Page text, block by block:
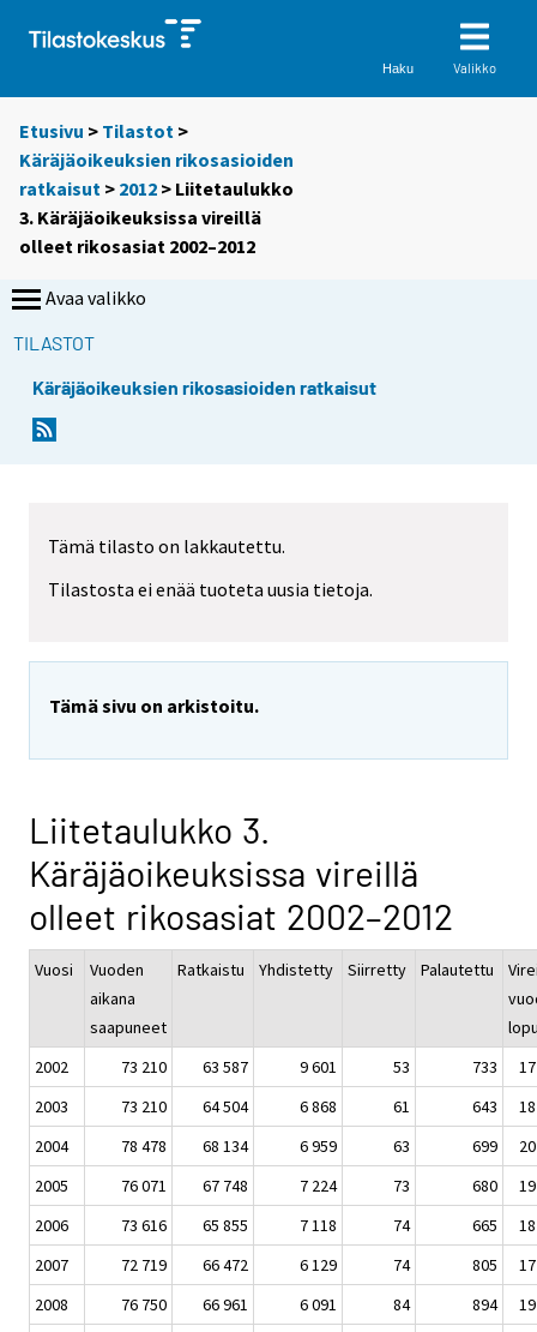
Haku Valikko
Etusivu > Tilastot >
Käräjäoikeuksien rikosasioiden
ratkaisut > 2012 > Liitetaulukko
3. Käräjäoikeuksissa vireillä
olleet rikosasiat 2002–2012
Avaa valikko
TILASTOT
Käräjäoikeuksien rikosasioiden ratkaisut
Tämä tilasto on lakkautettu.
Tilastosta ei enää tuoteta uusia tietoja.
Tämä sivu on arkistoitu.
Liitetaulukko 3.
Käräjäoikeuksissa vireillä
olleet rikosasiat 2002–2012
Vuosi
Vuoden
aikana
saapuneet
Ratkaistu Yhdistetty Siirretty Palautettu
2002
73 210 63 587 9 601 53 733
2003
73 210 64 504 6 868 61 643
2004
78 478 68 134 6 959 63 699
2005
76 071 67 748 7 224 73 680
2006
73 616 65 855 7 118 74 665
2007
72 719 66 472 6 129 74 805
2008
76 750 66 961 6 091 84 894